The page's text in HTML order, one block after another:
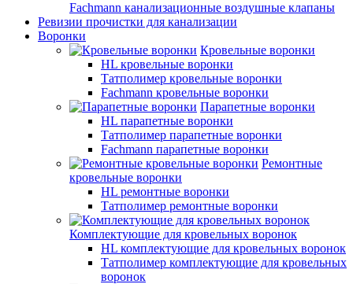
Fachmann канализационные воздушные клапаны
Ревизии прочистки для канализации
Воронки
Кровельные воронки
HL кровельные воронки
Татполимер кровельные воронки
Fachmann кровельные воронки
Парапетные воронки
HL парапетные воронки
Татполимер парапетные воронки
Fachmann парапетные воронки
Ремонтные
кровельные воронки
HL ремонтные воронки
Татполимер ремонтные воронки
Комплектующие для кровельных воронок
HL комплектующие для кровельных воронок
Татполимер комплектующие для кровельных
воронок